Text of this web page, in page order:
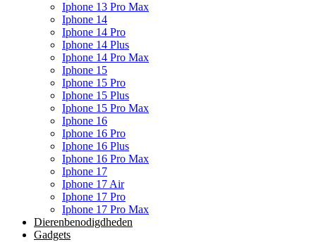
Iphone 13 Pro Max
Iphone 14
Iphone 14 Pro
Iphone 14 Plus
Iphone 14 Pro Max
Iphone 15
Iphone 15 Pro
Iphone 15 Plus
Iphone 15 Pro Max
Iphone 16
Iphone 16 Pro
Iphone 16 Plus
Iphone 16 Pro Max
Iphone 17
Iphone 17 Air
Iphone 17 Pro
Iphone 17 Pro Max
Dierenbenodigdheden
Gadgets